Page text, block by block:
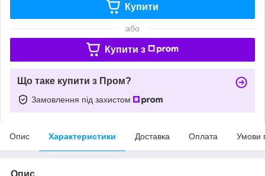
Купити
або
Купити з
Що таке купити з Пром?
Замовлення під захистом
Опис Характеристики Доставка Оплата Умови
Опис